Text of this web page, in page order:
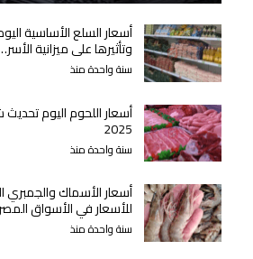
أسعار السلع الأساسية
وتأثيرها على ميزانية
سنة واحدة منذ
أسعار اللحوم اليوم
2025
سنة واحدة منذ
أسعار الأسماك
للأسعار في الأسواق
سنة واحدة منذ